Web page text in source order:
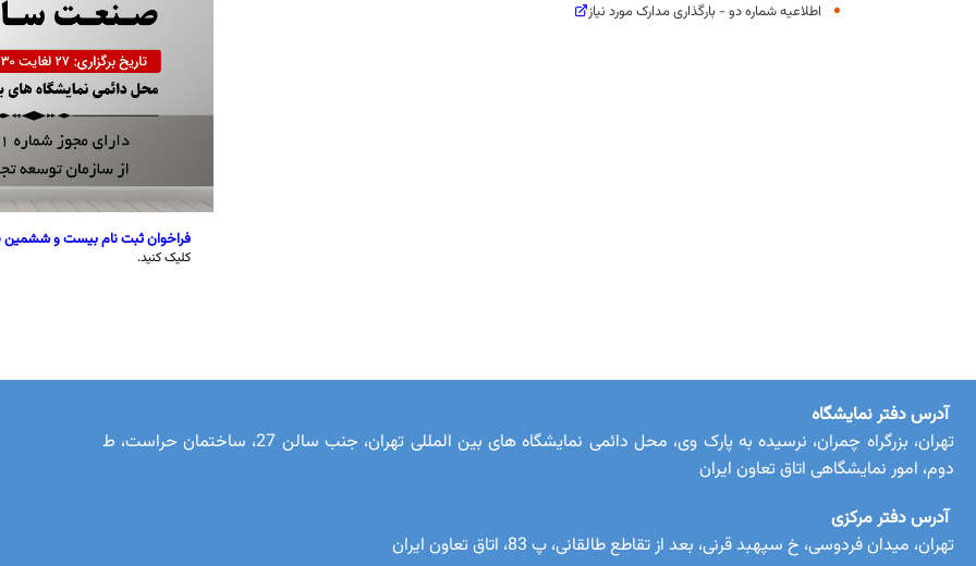
فراخوان ثبت نام بیست و ششمین
کلیک کنید.
اطلاعیه شماره دو - بارگذاری مدارک مورد نیاز
آدرس دفتر نمایشگاه
تهران، بزرگراه چمران، نرسیده به پارک وی، محل دائمی نمایشگاه های بین المللی تهران، جنب سالن 27، ساختمان حراست، ط
دوم، امور نمایشگاهی اتاق تعاون ایران
آدرس دفتر مرکزی
تهران، میدان فردوسی، خ سپهبد قرنی، بعد از تقاطع طالقانی، پ 83، اتاق تعاون ایران